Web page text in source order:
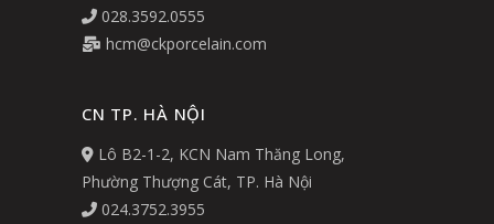
028.3592.0555
hcm@ckporcelain.com
CN TP. HÀ NỘI
Lô B2-1-2, KCN Nam Thăng Long,
Phường Thượng Cát, TP. Hà Nội
024.3752.3955